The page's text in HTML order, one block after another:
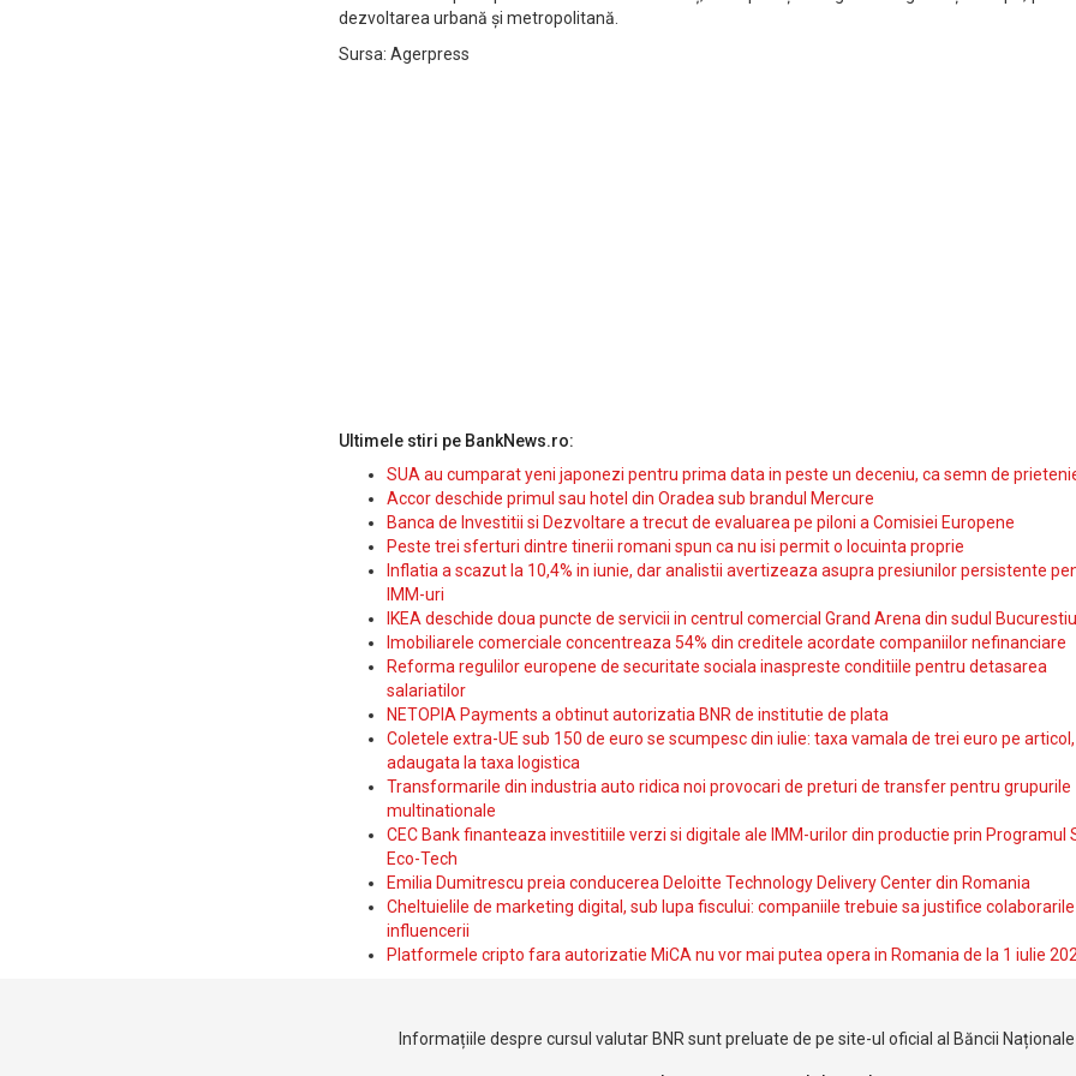
dezvoltarea urbană și metropolitană.
Sursa: Agerpress
Ultimele stiri pe BankNews.ro:
SUA au cumparat yeni japonezi pentru prima data in peste un deceniu, ca semn de
Accor deschide primul sau hotel din Oradea sub brandul Mercure
Banca de Investitii si Dezvoltare a trecut de evaluarea pe piloni a Comisiei Europene
Peste trei sferturi dintre tinerii romani spun ca nu isi permit o locuinta proprie
Inflatia a scazut la 10,4% in iunie, dar analistii avertizeaza asupra presiunilor persistente
IMM-uri
IKEA deschide doua puncte de servicii in centrul comercial Grand Arena din sudul
Imobiliarele comerciale concentreaza 54% din creditele acordate companiilor nefinanciare
Reforma regulilor europene de securitate sociala inaspreste conditiile pentru detasarea
salariatilor
NETOPIA Payments a obtinut autorizatia BNR de institutie de plata
Coletele extra-UE sub 150 de euro se scumpesc din iulie: taxa vamala de trei euro pe articol,
adaugata la taxa logistica
Transformarile din industria auto ridica noi provocari de preturi de transfer pentru grupurile
multinationale
CEC Bank finanteaza investitiile verzi si digitale ale IMM-urilor din productie prin Programul
Eco-Tech
Emilia Dumitrescu preia conducerea Deloitte Technology Delivery Center din Romania
Cheltuielile de marketing digital, sub lupa fiscului: companiile trebuie sa justifice
influencerii
Platformele cripto fara autorizatie MiCA nu vor mai putea opera in Romania de la 1 iulie
Informațiile despre cursul valutar BNR sunt preluate de pe site-ul oficial al Băncii